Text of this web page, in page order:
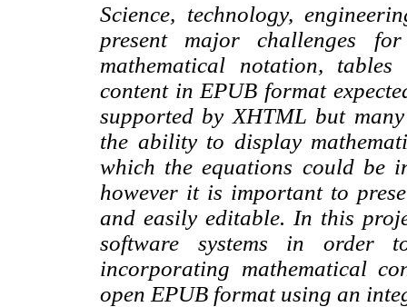
Science, technology,
present major challenges
mathematical notation,
content in EPUB format
supported by XHTML but
the ability to display
which the equations could be
however it is important to
and easily editable. In this
software systems in order
incorporating mathematical
open EPUB format using an